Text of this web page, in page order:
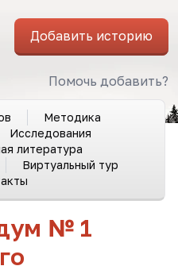
Добавить историю
Помочь добавить?
Методика
Исследования
литература
Виртуальный тур
№ 1